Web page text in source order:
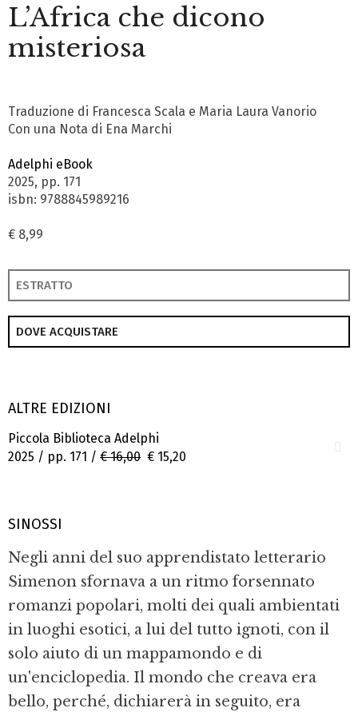
L’Africa che dicono
misteriosa
Traduzione di Francesca Scala e Maria Laura Vanorio
Con una Nota di Ena Marchi
Adelphi eBook
2025, pp. 171
isbn: 9788845989216
€ 8,99
ESTRATTO
DOVE ACQUISTARE
ALTRE EDIZIONI
Piccola Biblioteca Adelphi
2025 / pp. 171 / € 16,00 € 15,20
SINOSSI
Negli anni del suo apprendistato letterario
Simenon sfornava a un ritmo forsennato
romanzi popolari, molti dei quali ambientati
in luoghi esotici, a lui del tutto ignoti, con il
solo aiuto di un mappamondo e di
un'enciclopedia. Il mondo che creava era
bello, perché, dichiarerà in seguito, era